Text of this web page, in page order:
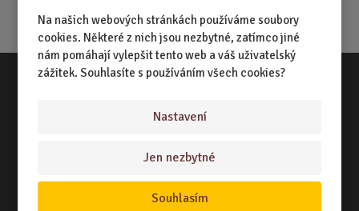
Na našich webových stránkách používáme soubory
cookies. Některé z nich jsou nezbytné, zatímco jiné
nám pomáhají vylepšit tento web a váš uživatelský
zážitek. Souhlasíte s používáním všech cookies?
Nastavení
Jen nezbytné
Souhlasím
Vše o nákupu
TERMÍNY ODESLÁNÍ ZBOŽÍ
ZPŮSOB DORUČENÍ